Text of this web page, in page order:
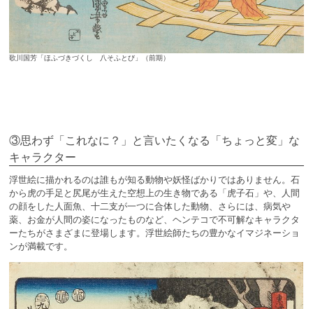
歌川国芳「ほふづきづくし 八そふとび」（前期）
③思わず「これなに？」と言いたくなる「ちょっと変」な
キャラクター
浮世絵に描かれるのは誰もが知る動物や妖怪ばかりではありません。石
から虎の手足と尻尾が生えた空想上の生き物である「虎子石」や、人間
の顔をした人面魚、十二支が一つに合体した動物、さらには、病気や
薬、お金が人間の姿になったものなど、ヘンテコで不可解なキャラクタ
ーたちがさまざまに登場します。浮世絵師たちの豊かなイマジネーショ
ンが満載です。